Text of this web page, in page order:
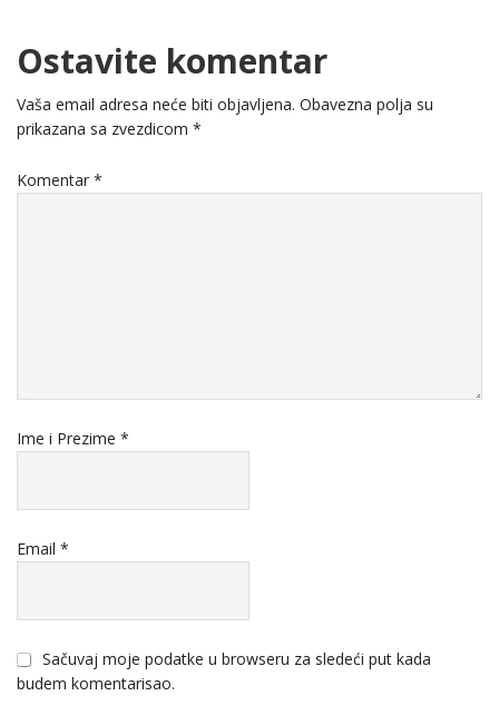
Ostavite komentar
Vaša email adresa neće biti objavljena. Obavezna polja su
prikazana sa zvezdicom *
Komentar *
Ime i Prezime *
Email *
Sačuvaj moje podatke u browseru za sledeći put kada
budem komentarisao.